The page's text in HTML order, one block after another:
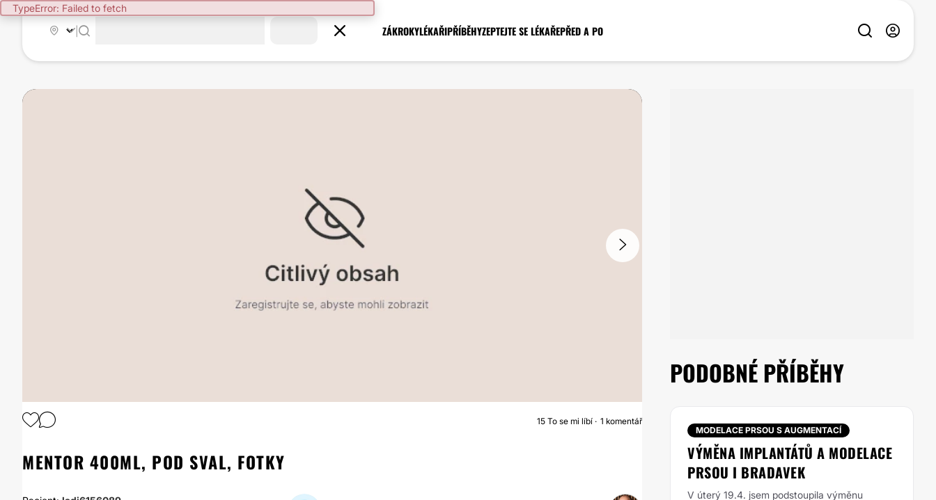
TypeError: Failed to fetch
ZÁKROKYLÉKAŘIPŘÍBĚHYZEPTEJTE SE LÉKAŘEPŘED A PO
ZVĚTŠENÍ PRSOU
15 To se mi líbí 1 komentář
MENTOR 400ML, POD SVAL, FOTKY
PODOBNÉ PŘÍBĚHY
MODELACE PRSOU S AUGMENTACÍ
VÝMĚNA IMPLANTÁTŮ A MODELACE
PRSOU I BRADAVEK
V úterý 19.4. jsem podstoupila výměnu